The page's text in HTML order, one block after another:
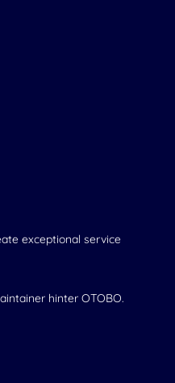
exceptional service
hinter OTOBO.